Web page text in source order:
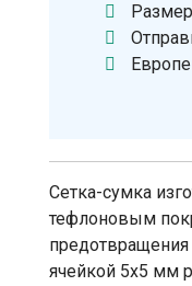
Сетка-сумка
тефлоновым
предотвращения
ячейкой 5х5 мм